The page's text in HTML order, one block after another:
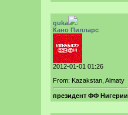
guka
Кано Пилларс
2012-01-01 01:26
From: Kazakstan, Almaty
президент ФФ Нигерии